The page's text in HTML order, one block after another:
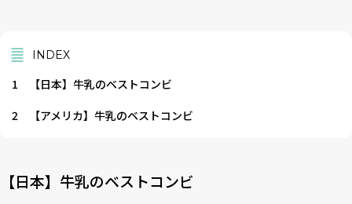
INDEX
1
【日本】牛乳のベストコンビ
2
【アメリカ】牛乳のベストコンビ
【日本】牛乳のベストコンビ